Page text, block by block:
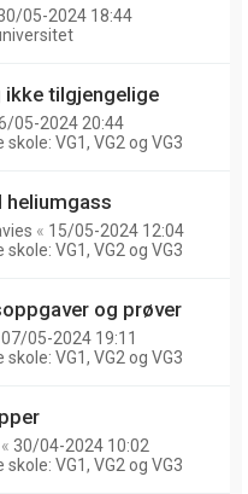
05-2024 18:44
tilgjengelige
05-2024 20:44
VG1, VG2 og VG3
heliumgass
« 15/05-2024 12:04
VG1, VG2 og VG3
og prøver
07/05-2024 19:11
VG1, VG2 og VG3
« 30/04-2024 10:02
VG1, VG2 og VG3